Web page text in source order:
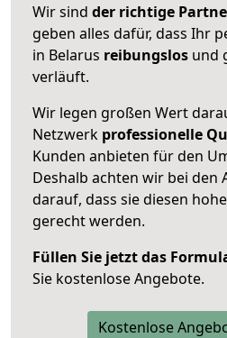
Wir sind der richtige
geben alles dafür, dass Ihr
in Belarus reibungslos und
verläuft.
Wir legen großen Wert
Netzwerk professionelle
Kunden anbieten für den
Deshalb achten wir bei den
darauf, dass sie diesen
gerecht werden.
Füllen Sie jetzt das
Sie kostenlose Angebote.
Kostenlose